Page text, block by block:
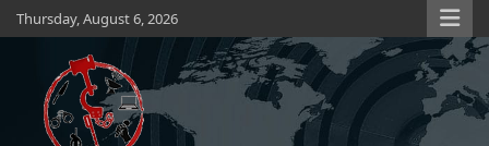
Skip
to
Thursday, August 6, 2026